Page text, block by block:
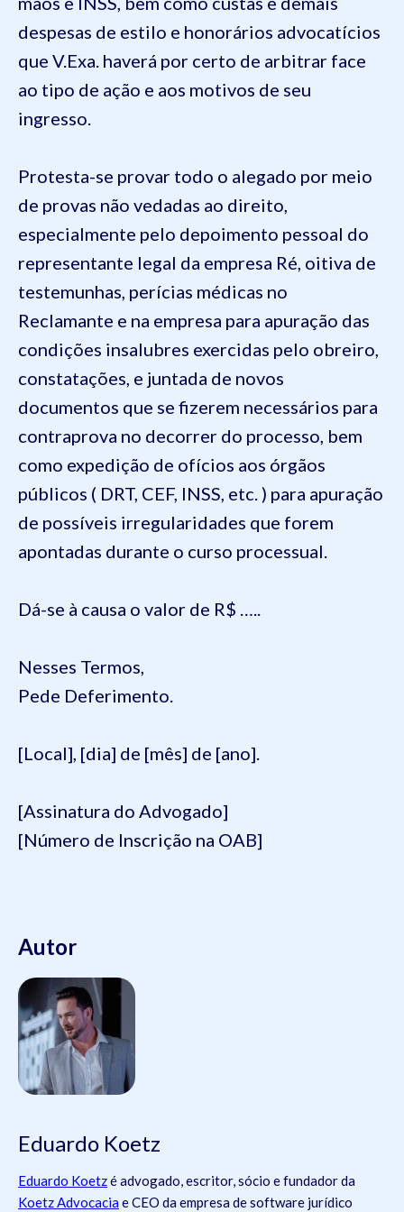
despesas de estilo e honorários advocatícios
que V.Exa. haverá por certo de arbitrar face
ao tipo de ação e aos motivos de seu
ingresso.
Protesta-se provar todo o alegado por meio
de provas não vedadas ao direito,
especialmente pelo depoimento pessoal do
representante legal da empresa Ré, oitiva de
testemunhas, perícias médicas no
Reclamante e na empresa para apuração das
condições insalubres exercidas pelo obreiro,
constatações, e juntada de novos
documentos que se fizerem necessários para
contraprova no decorrer do processo, bem
como expedição de ofícios aos órgãos
públicos ( DRT, CEF, INSS, etc. ) para apuração
de possíveis irregularidades que forem
apontadas durante o curso processual.
Dá-se à causa o valor de R$ …..
Nesses Termos,
Pede Deferimento.
[Local], [dia] de [mês] de [ano].
[Assinatura do Advogado]
[Número de Inscrição na OAB]
Autor
Eduardo Koetz
Eduardo Koetzé advogado, escritor, sócio e fundador da
Koetz Advocacia e CEO da empresa de software jurídico